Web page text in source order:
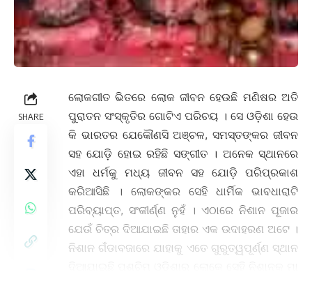
SHARE
ଲୋକଗୀତ ଭିତରେ ଲୋକ ଜୀବନ ହେଉଛି ମଣିଷର ଅତି
ପୁରାତନ ସଂସ୍କୃତିର ଗୋଟିଏ ପରିଚୟ । ସେ ଓଡ଼ିଶା ହେଉ
କି ଭାରତର ଯେକୌଣସି ଅଞ୍ଚଳ, ସମସ୍ତଙ୍କର ଜୀବନ
ସହ ଯୋଡ଼ି ହୋଇ ରହିଛି ସଙ୍ଗୀତ । ଅନେକ ସ୍ଥାନରେ
ଏହା ଧର୍ମକୁ ମଧ୍ୟ ଜୀବନ ସହ ଯୋଡ଼ି ପରିପ୍ରକାଶ
କରିଆସିଛି । ଲୋକଙ୍କର ସେହି ଧାର୍ମିକ ଭାବଧାରାଟି
ପରିବ୍ୟାପ୍ତ, ସଂକୀର୍ଣ୍ଣ ନୁହଁ । ଏଠାରେ ନିଶାନ ପୂଜାର
ଯେଉଁ ଚିତ୍ର ଦିଆଯାଇଛି ତାହାର ଏକ ଉଦାହରଣ ଅଟେ ।
ନିଶାନ ଗଁଡାବଜାରେ ଯାହାକୁ ଏତେ ଗୁରୁତ୍ୱପୂର୍ଣ୍ଣ ସ୍ଥାନ